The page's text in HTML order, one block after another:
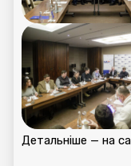
Детальніше — на